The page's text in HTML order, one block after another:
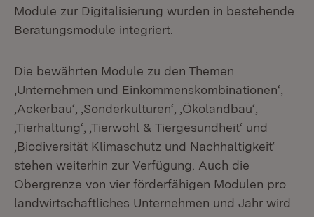
Module zur Digitalisierung wurden in bestehende
Beratungsmodule integriert.
Die bewährten Module zu den Themen
‚Unternehmen und Einkommenskombinationen‘,
‚Ackerbau‘, ‚Sonderkulturen‘, ‚Ökolandbau‘,
‚Tierhaltung‘, ‚Tierwohl & Tiergesundheit‘ und
‚Biodiversität Klimaschutz und Nachhaltigkeit‘
stehen weiterhin zur Verfügung. Auch die
Obergrenze von vier förderfähigen Modulen pro
landwirtschaftliches Unternehmen und Jahr wird